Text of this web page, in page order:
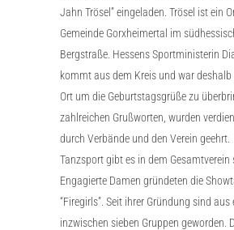
Jahn Trösel” eingeladen. Trösel ist ein
Gemeinde Gorxheimertal im
Bergstraße. Hessens Sportministerin
kommt aus dem Kreis und war
Ort um die Geburtstagsgrüße zu
zahlreichen Grußworten, wurden
durch Verbände und den Verein geehrt.
Tanzsport gibt es in dem Gesamtverein
Engagierte Damen gründeten die
“Firegirls”. Seit ihrer Gründung sind aus
inzwischen sieben Gruppen geworden.